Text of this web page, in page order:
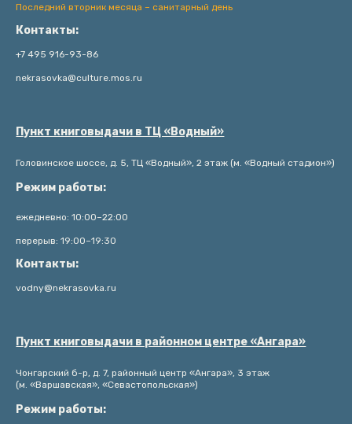
Последний вторник месяца – санитарный день
Контакты:
+7 495 916-93-86
nekrasovka@culture.mos.ru
Пункт книговыдачи в ТЦ «Водный»
Головинское шоссе, д. 5, ТЦ «Водный», 2 этаж (м. «Водный стадион»)
Режим работы:
ежедневно: 10:00–22:00
перерыв: 19:00–19:30
Контакты:
vodny@nekrasovka.ru
Пункт книговыдачи в районном центре «Ангара»
Чонгарский б-р, д. 7, районный центр «Ангара», 3 этаж
(м. «Варшавская», «Севастопольская»)
Режим работы: